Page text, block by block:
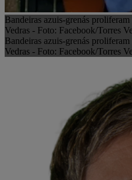
Bandeiras azuis-grenás
Vedras - Foto: Facebook/Torres
Bandeiras azuis-grenás
Vedras - Foto: Facebook/Torres